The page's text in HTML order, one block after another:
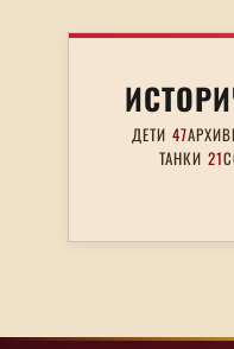
ДЕТИ 47
ТАНКИ 21